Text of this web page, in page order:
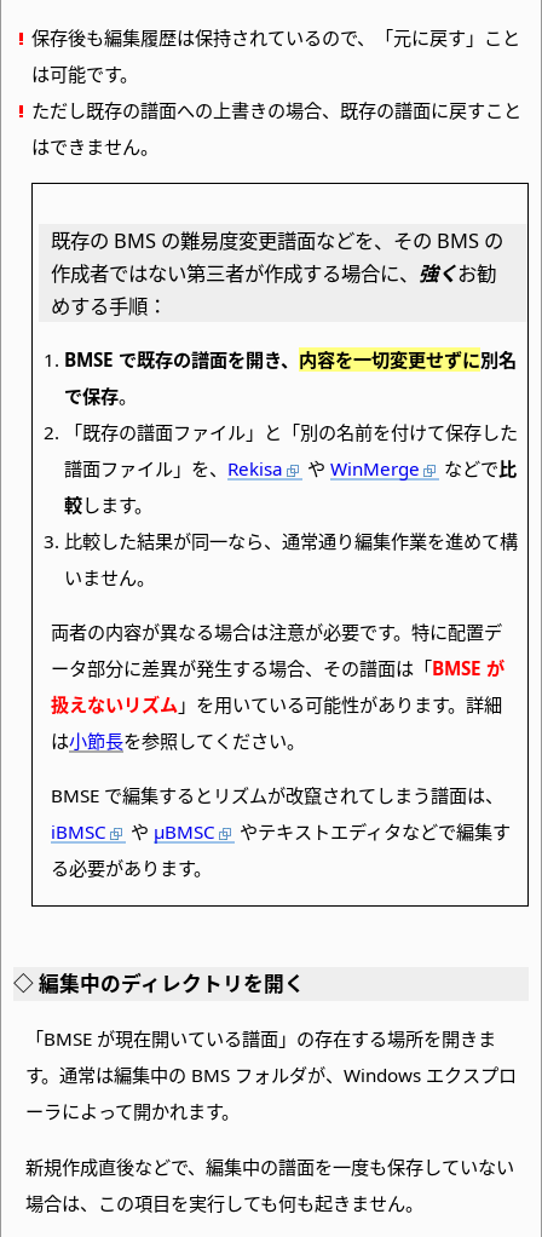
保存後も編集履歴は保持されているので、
「元に戻す」こと
は可能です。
ただし既存の譜面への上書きの場合、既存の譜面に戻すこと
はできません。
既存の BMS の難易度変更譜面などを、その BMS の
作成者ではない第三者が作成する場合に、 強くお勧
めする手順：
BMSE で既存の譜面を開き、 内容を一切変更せずに別名
で保存。
「既存の譜面ファイル」と「別の名前を付けて保存した
譜面ファイル」を、 Rekisa やWinMerge などで比
較します。
比較した結果が同一なら、通常通り編集作業を進めて構
いません。
両者の内容が異なる場合は注意が必要です。特に配置デ
ータ部分に差異が発生する場合、その譜面は「BMSE が
扱えないリズム 」を用いている可能性があります。詳細
は小節長を参照してください。
BMSE で編集するとリズムが改竄されてしまう譜面は、
iBMSC
や μBMSC
やテキストエディタなどで編集す
る必要があります。
編集中のディレクトリを開く
「BMSE が現在開いている譜面」の存在する場所を開きま
す。通常は編集中の BMS フォルダが、 Windows エクスプロ
ーラによって開かれます。
新規作成直後などで、編集中の譜面を一度も保存していない
場合は、この項目を実行しても何も起きません。